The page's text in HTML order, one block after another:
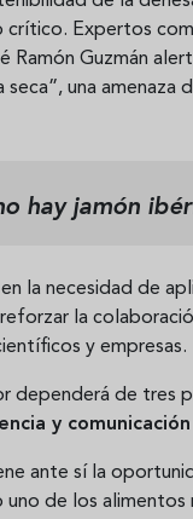
crítico. Expertos
Ramón Guzmán
una amenaza
hay jamón
la necesidad de
la
y empresas.
dependerá de tres
y
ante sí la
uno de los alimentos